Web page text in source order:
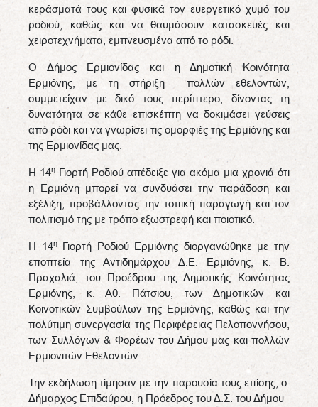
κεράσματά τους και φυσικά τον ευεργετικό χυμό του
ροδιού, καθώς και να θαυμάσουν κατασκευές και
χειροτεχνήματα, εμπνευσμένα από το ρόδι.
Ο Δήμος Ερμιονίδας και η Δημοτική Κοινότητα
Ερμιόνης, με τη στήριξη πολλών εθελοντών,
συμμετείχαν με δικό τους περίπτερο, δίνοντας τη
δυνατότητα σε κάθε επισκέπτη να δοκιμάσει γεύσεις
από ρόδι και να γνωρίσει τις ομορφιές της Ερμιόνης και
της Ερμιονίδας μας.
Η 14η Γιορτή Ροδιού απέδειξε για ακόμα μια χρονιά ότι
η Ερμιόνη μπορεί να συνδυάσει την παράδοση και
εξέλιξη, προβάλλοντας την τοπική παραγωγή και τον
πολιτισμό της με τρόπο εξωστρεφή και ποιοτικό.
Η 14ηΓιορτή Ροδιού Ερμιόνης διοργανώθηκε με την
εποπτεία της Αντιδημάρχου Δ.Ε. Ερμιόνης, κ. Β.
Πραχαλιά, του Προέδρου της Δημοτικής Κοινότητας
Ερμιόνης, κ. Αθ. Πάτσιου, των Δημοτικών και
Κοινοτικών Συμβούλων της Ερμιόνης, καθώς και την
πολύτιμη συνεργασία της Περιφέρειας Πελοποννήσου,
των Συλλόγων & Φορέων του Δήμου μας και πολλών
Ερμιονιτών Εθελοντών.
Την εκδήλωση τίμησαν με την παρουσία τους επίσης, ο
Δήμαρχος Επιδαύρου, η Πρόεδρος του Δ.Σ. του Δήμου